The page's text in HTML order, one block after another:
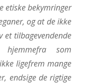
etiske bekymringer
og at de ikke
et tilbagevendende
som
ligefrem mange
endsige de rigtige